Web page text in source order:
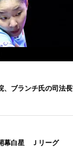
、ブランチ氏の司法
幕白星 Ｊリーグ